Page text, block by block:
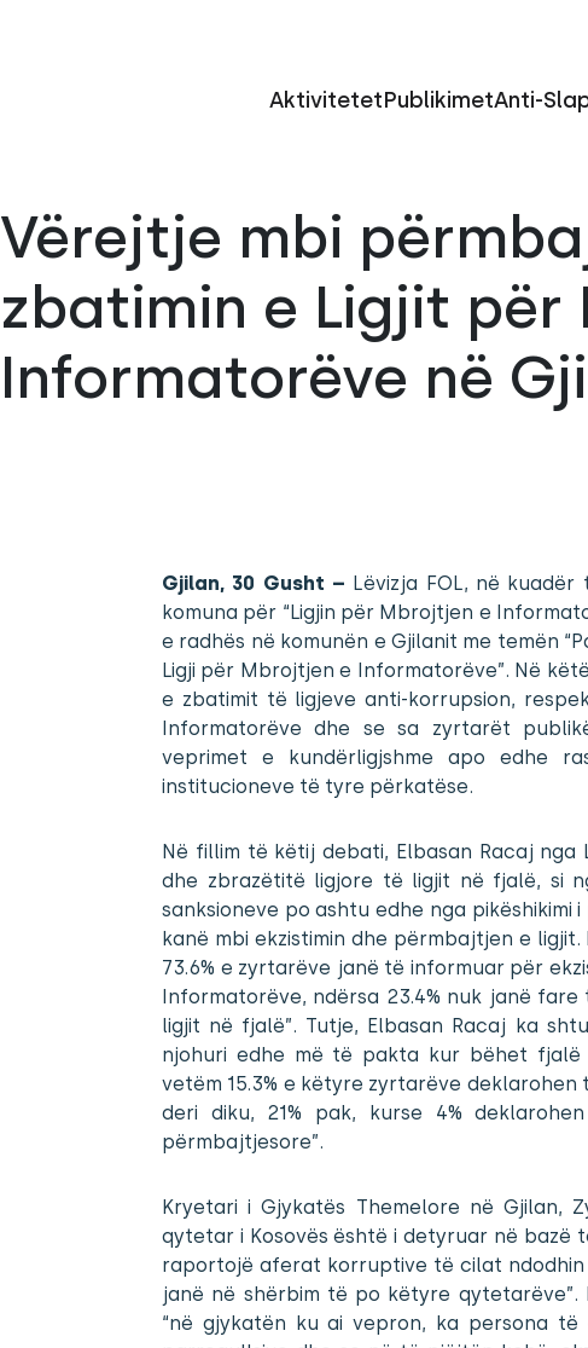
AktivitetetPublikimetAnti-
Vërejtje mbi
zbatimin e Ligjit për
Informatorëve në
Gjilan, 30 Gusht – Lëvizja FOL, në
komuna për “Ligjin për Mbrojtjen e
e radhës në komunën e Gjilanit me temën
Ligji për Mbrojtjen e Informatorëve”. Në
e zbatimit të ligjeve anti-korrupsion,
Informatorëve dhe se sa zyrtarët
veprimet e kundërligjshme apo edhe
institucioneve të tyre përkatëse.
Në fillim të këtij debati, Elbasan Racaj nga
dhe zbrazëtitë ligjore të ligjit në fjalë, si
sanksioneve po ashtu edhe nga
kanë mbi ekzistimin dhe përmbajtjen e
73.6% e zyrtarëve janë të informuar për
Informatorëve, ndërsa 23.4% nuk janë
ligjit në fjalë”. Tutje, Elbasan Racaj ka
njohuri edhe më të pakta kur bëhet
vetëm 15.3% e këtyre zyrtarëve deklarohen
deri diku, 21% pak, kurse 4%
përmbajtjesore”.
Kryetari i Gjykatës Themelore në Gjilan,
qytetar i Kosovës është i detyruar në bazë
raportojë aferat korruptive të cilat
janë në shërbim të po këtyre qytetarëve”.
“në gjykatën ku ai vepron, ka persona